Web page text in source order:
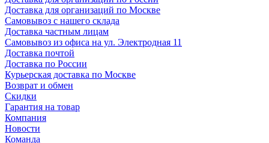
Доставка для организаций по Москве
Самовывоз с нашего склада
Доставка частным лицам
Самовывоз из офиса на ул. Электродная 11
Доставка почтой
Доставка по России
Курьерская доставка по Москве
Возврат и обмен
Скидки
Гарантия на товар
Компания
Новости
Команда